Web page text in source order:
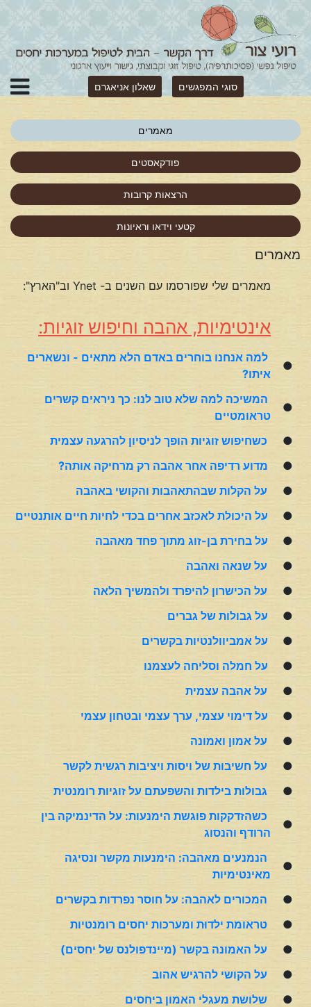
סוגי המפגשים שאלון אניאגרם
מאמרים
פודקאסטים
הרצאות קרובות
קטעי וידאו וראיונות
מאמרים
מאמרים שלי שפורסמו עם השנים ב- Ynet וב"הארץ":
אינטימיות, אהבה וחיפוש זוגיות:
●
למה אנחנו בוחרים באדם הלא מתאים - ונשארים
איתו?
●
המשיכה למה שלא טוב לנו: כך ניראים קשרים
טראומטיים
●
כשחיפוש זוגיות הופך לניסיון להרגעה עצמית
●
מדוע רדיפה אחר אהבה רק מרחיקה אותה?
●
על הקלות שבהתאהבות והקושי באהבה
●
על היכולת לאכזב אחרים בכדי לחיות חיים אותנטיים
●
על בחירת בן-זוג מתוך פחד מאהבה
●
על שנאה ואהבה
●
על הכישרון להיפרד ולהמשיך הלאה
●
על גבולות של גברים
●
על אמביוולנטיות בקשרים
●
על חמלה וסליחה לעצמנו
●
על אהבה עצמית
●
על דימוי עצמי, ערך עצמי ובטחון עצמי
●
על אמון ואמונה
●
על חשיבות של ויסות ויציבות רגשית לקשר
●
גבולות בילדות והשפעתם על זוגיות רומנטית
●
כשהזדקקות פוגשת הימנעות: על הדינמיקה בין
הרודף והנסוג
●
הנמנעים מאהבה: הימנעות מקשר ונסיגה
מאינטימיות
●
המכורים לאהבה: על חוסר נפרדות בקשרים
●
טראומת ילדוּת ומערכות יחסים רומנטיות
●
על האמונה בקשר (מיינדפולנס של יחסים)
●
על הקושי להרגיש אהוב
●
שלושת מעגלי האמון ביחסים